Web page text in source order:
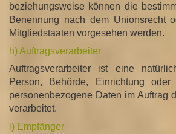
beziehungsweise können die
Benennung nach dem Unionsrecht
Mitgliedstaaten vorgesehen werden.
h) Auftragsverarbeiter
Auftragsverarbeiter ist eine
Person, Behörde, Einrichtung
personenbezogene Daten im Auftrag
verarbeitet.
i) Empfänger